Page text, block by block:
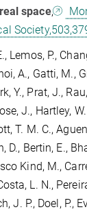
space,
Lemos, P.,
A., Gatti, M.,
Y., Prat, J.,
J., Hartley,
T. M. C.,
D., Bertin, E.,
Kind, M.,
L. N.,
J. P., Doel, P.,